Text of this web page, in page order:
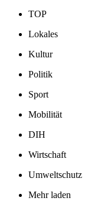
TOP
Lokales
Kultur
Politik
Sport
Mobilität
DIH
Wirtschaft
Umweltschutz
Mehr laden